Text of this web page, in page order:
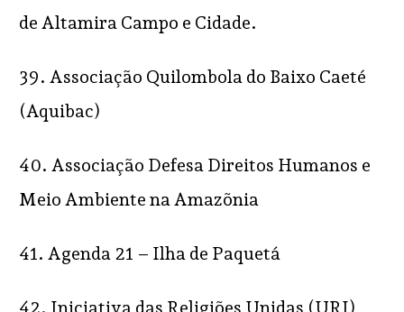
de Altamira Campo e Cidade.
39. Associação Quilombola do Baixo Caeté
(Aquibac)
40. Associação Defesa Direitos Humanos e
Meio Ambiente na Amazõnia
41. Agenda 21 – Ilha de Paquetá
42. Iniciativa das Religiões Unidas (URI)